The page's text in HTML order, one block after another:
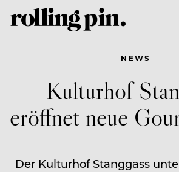
NEWS
Kulturhof
eröffnet neue
Der Kulturhof Stanggass